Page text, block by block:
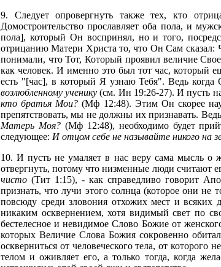
9. Следует опровергнуть также тех, кто
Домостроительство прославляет оба пола, и
пола], который Он воспринял, но и того,
отрицанию Матери Христа то, что Он Сам сказал:
понимали, что Тот, Который проявил величие
как человек. И именно это был тот час, который
есть "[час], в который Я узнаю Тебя". Ведь когда
возлюбленному ученику (см. Ин 19:26-27). И пусть
кто братья Мои? (Мф 12:48). Этим Он скорее
препятствовать, мы не должны их признавать.
Матерь Моя?(Мф 12:48), необходимо будет
следующее: И отцом себе не называйте никого на
10. И пусть не умаляет в нас веру сама мысль о
отвергнуть, потому что низменные люди считают
чисто (Тит 1:15), - как справедливо говорит
признать, что лучи этого солнца (которое они
повсюду среди зловония отхожих мест и всяких
никаким осквернением, хотя видимый свет по
бестелесное и невидимое Слово Божие от
которых Величие Слова Божия сокровенно
оскверниться от человеческого тела, от которого
телом и оживляет его, а только тогда, когда